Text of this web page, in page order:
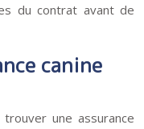
du contrat avant de
canine
une assurance